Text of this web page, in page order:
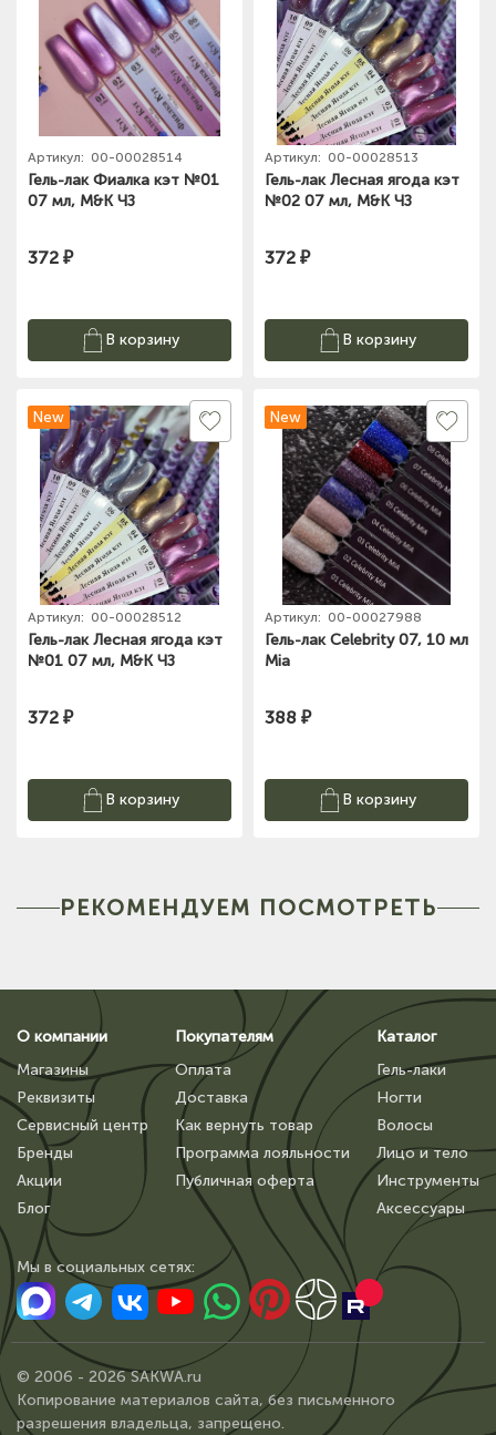
Артикул: 00-00028514
Гель-лак Фиалка кэт №01
07 мл, M&K ЧЗ
372 ₽
В корзину
Артикул: 00-00028513
Гель-лак Лесная ягода кэт
№02 07 мл, M&K ЧЗ
372 ₽
В корзину
New
Артикул: 00-00028512
Гель-лак Лесная ягода кэт
№01 07 мл, M&K ЧЗ
372 ₽
В корзину
New
Артикул: 00-00027988
Гель-лак Celebrity 07, 10 мл
Mia
388 ₽
В корзину
РЕКОМЕНДУЕМ ПОСМОТРЕТЬ
О компании
Магазины
Реквизиты
Сервисный центр
Бренды
Акции
Блог
Покупателям
Оплата
Доставка
Как вернуть товар
Программа лояльности
Публичная оферта
Каталог
Гель-лаки
Ногти
Волосы
Лицо и тело
Инструменты
Аксессуары
Мы в сoциальных сетях:
© 2006 - 2026 SAKWA.ru
Копирование материалов сайта, без письменного
разрешения владельца, запрещено.